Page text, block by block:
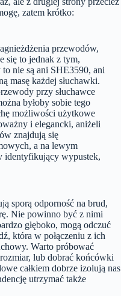
zatem krótko:
przewodów,
się to jednak z tym,
to nie są ani SHE3590, ani
masę każdej słuchawki.
przy słuchawce
byłoby sobie tego
możliwości użytkowe
i elegancki, aniżeli
znajdują się
a na lewym
identyfikujący wypustek,
sporą odporność na brud,
Nie powinno być z nimi
głęboko, mogą odczuć
która w połączeniu z ich
Warto próbować
lub dobrać końcówki
całkiem dobrze izolują nas
utrzymać także